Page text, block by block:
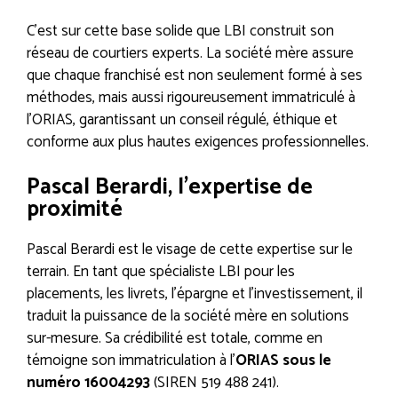
C’est sur cette base solide que LBI construit son
réseau de courtiers experts. La société mère assure
que chaque franchisé est non seulement formé à ses
méthodes, mais aussi rigoureusement immatriculé à
l’ORIAS, garantissant un conseil régulé, éthique et
conforme aux plus hautes exigences professionnelles.
Pascal Berardi, l’expertise de
proximité
Pascal Berardi est le visage de cette expertise sur le
terrain. En tant que spécialiste LBI pour les
placements, les livrets, l’épargne et l’investissement, il
traduit la puissance de la société mère en solutions
sur-mesure. Sa crédibilité est totale, comme en
témoigne son immatriculation à l’ORIAS sous le
numéro 16004293(SIREN 519 488 241).